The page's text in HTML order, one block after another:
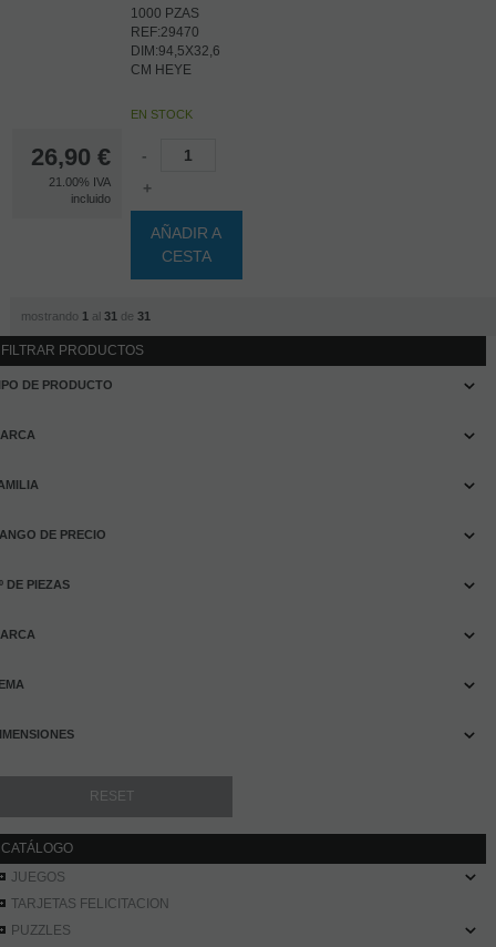
26,90 €
21.00% IVA
incluido
1000 PZAS
REF:29470
DIM:94,5X32,6
CM HEYE
EN STOCK
-
+
AÑADIR A
CESTA
mostrando 1 al 31 de 31
FILTRAR PRODUCTOS
DE PRODUCTO
DE PRECIO
DE PIEZAS
CATÁLOGO
JUEGOS
TARJETAS FELICITACION
PUZZLES